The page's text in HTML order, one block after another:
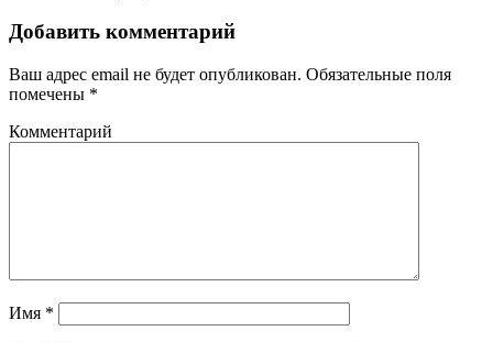
Добавить комментарий
Ваш адрес email не будет опубликован. Обязательные поля
помечены *
Комментарий
Имя *